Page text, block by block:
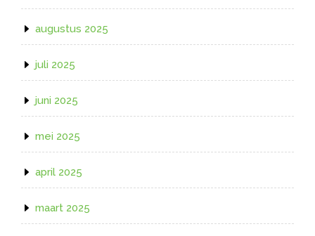
augustus 2025
juli 2025
juni 2025
mei 2025
april 2025
maart 2025